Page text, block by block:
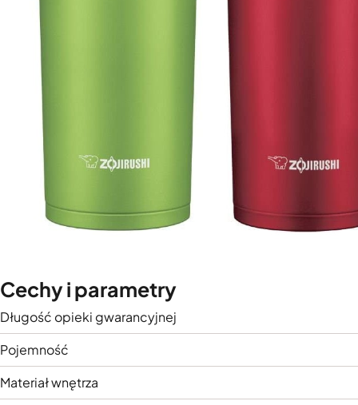
Cechy i parametry
Długość opieki gwarancyjnej
Pojemność
Materiał wnętrza